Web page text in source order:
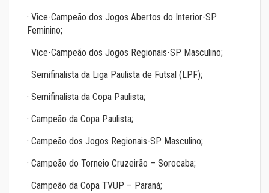
· Vice-Campeão dos Jogos Abertos do Interior-SP
Feminino;
· Vice-Campeão dos Jogos Regionais-SP Masculino;
· Semifinalista da Liga Paulista de Futsal (LPF);
· Semifinalista da Copa Paulista;
· Campeão da Copa Paulista;
· Campeão dos Jogos Regionais-SP Masculino;
· Campeão do Torneio Cruzeirão – Sorocaba;
· Campeão da Copa TVUP – Paraná;